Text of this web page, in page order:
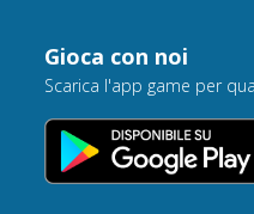
Gioca con noi
Scarica l'app game per